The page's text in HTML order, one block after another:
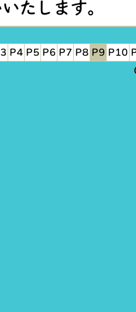
たします。
P4 P5 P6 P7 P8 P9 P10